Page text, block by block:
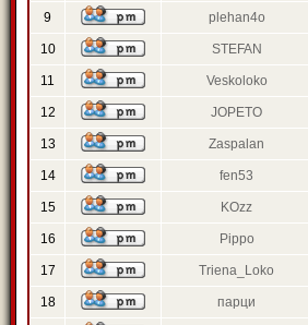
9 plehan4o
10 STEFAN
11 Veskoloko
12 JOPETO
13 Zaspalan
14 fen53
15 KOzz
16 Pippo
17 Triena_Loko
18 парци